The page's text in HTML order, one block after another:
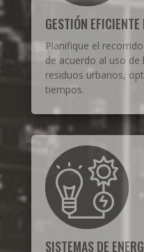
GESTIÓN
Planifique el
de acuerdo al uso
residuos urbanos,
tiempos.
SISTEMAS DE